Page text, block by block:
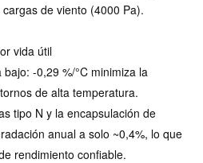
de viento (4000 Pa).
vida útil
-0,29 %/°C minimiza la
de alta temperatura.
tipo N y la encapsulación de
anual a solo ~0,4%, lo que
rendimiento confiable.